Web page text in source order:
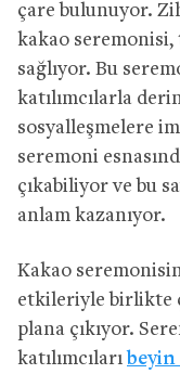
çare bulunuyor.
kakao seremonisi,
sağlıyor. Bu
katılımcılarla
sosyalleşmelere
seremoni
çıkabiliyor ve bu
anlam kazanıyor.
Kakao
etkileriyle birlikte
plana çıkıyor.
katılımcıları beyin